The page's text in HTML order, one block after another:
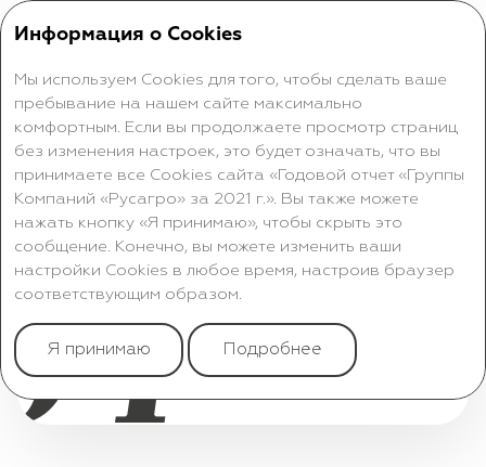
КОНСОЛИДИРОВАННЫЕ
ФИНАНСОВЫЕ РЕЗУЛЬТАТЫ
ГОДОВОЙ ОТЧЁТ 2021
Информация о Cookies
Мы используем Cookies для того, чтобы сделать ваше
пребывание на нашем сайте максимально
комфортным. Если вы продолжаете просмотр страниц
без изменения настроек, это будет означать, что вы
принимаете все Cookies сайта «Годовой отчет «Группы
Компаний «Русагро» за 2021 г.». Вы также можете
нажать кнопку «Я принимаю», чтобы скрыть это
сообщение. Конечно, вы можете изменить ваши
настройки Cookies в любое время, настроив браузер
соответствующим образом.
Я принимаю Подробнее